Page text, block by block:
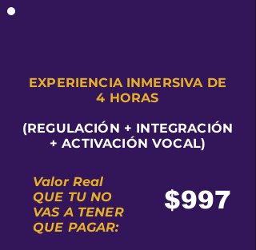
EXPERIENCIA INMERSIVA DE
4 HORAS
(REGULACIÓN + INTEGRACIÓN
+ ACTIVACIÓN VOCAL)
Valor Real
QUE TU NO
VAS A TENER
QUE PAGAR:
$997